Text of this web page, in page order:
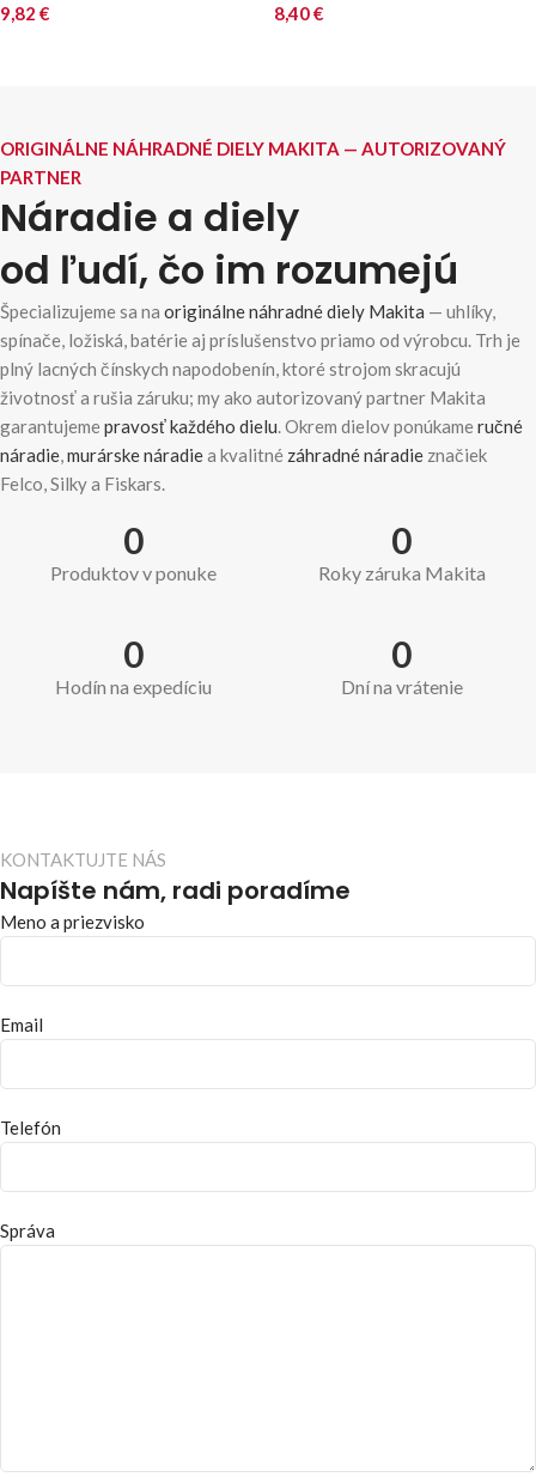
9,82 €
8,40€
ORIGINÁLNE NÁHRADNÉ DIELY MAKITA — AUTORIZOVANÝ
PARTNER
Náradie a diely
od ľudí, čo im rozumejú
Špecializujeme sa na originálne náhradné diely Makita — uhlíky,
spínače, ložiská, batérie aj príslušenstvo priamo od výrobcu. Trh je
plný lacných čínskych napodobenín, ktoré strojom skracujú
životnosť a rušia záruku; my ako autorizovaný partner Makita
garantujemepravosť každého dielu. Okrem dielov ponúkameručné
náradie,murárske náradiea kvalitné záhradné náradie značiek
Felco, Silky a Fiskars.
0
Produktov v ponuke
0
Roky záruka Makita
0
Hodín na expedíciu
0
Dní na vrátenie
KONTAKTUJTE NÁS
Napíšte nám, radi poradíme
Meno a priezvisko
Email
Telefón
Správa